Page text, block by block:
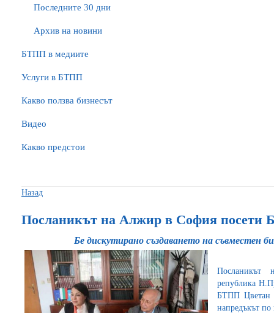
Последните 30 дни
Архив на новини
БTПП в медиите
Услуги в БТПП
Какво ползва бизнесът
Видео
Какво предстои
Назад
Посланикът на Алжир в София посети
Бе дискутирано създаването на съвместен
Посланикът
република
БТПП Цветан
напредъкът